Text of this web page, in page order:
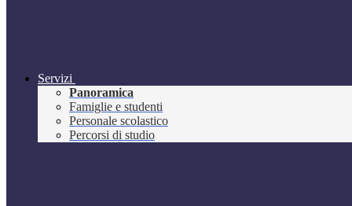
Servizi
Panoramica
Famiglie e studenti
Personale scolastico
Percorsi di studio